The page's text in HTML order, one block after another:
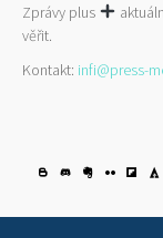
Zprávy plus
věřit.
Kontakt: infi@press-